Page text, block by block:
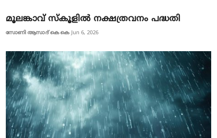
മൂലങ്കാവ് സ്കൂളിൽ നക്ഷത്രവനം പദ്ധതി
സോണി ആസാദ് കെ കെ Jun 6, 2026